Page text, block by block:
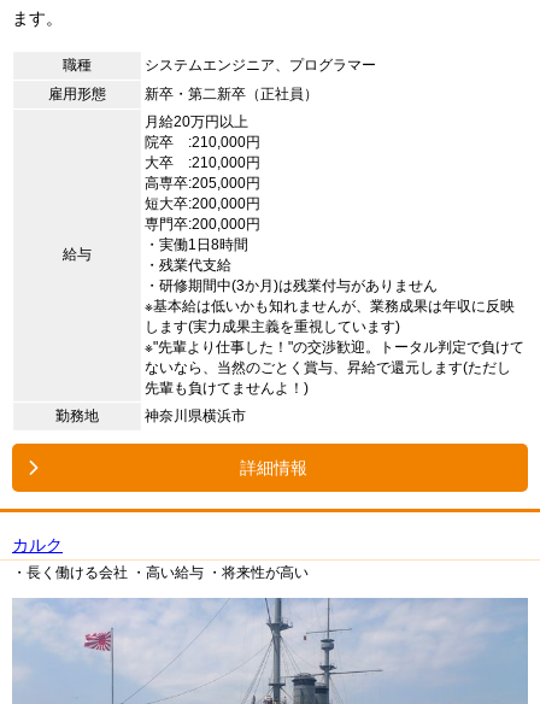
ます。
職種
システムエンジニア、プログラマー
雇用形態
新卒・第二新卒（正社員）
給与
月給20万円以上
院卒 :210,000円
大卒 :210,000円
高専卒:205,000円
短大卒:200,000円
専門卒:200,000円
・実働1日8時間
・残業代支給
・研修期間中(3か月)は残業付与がありません
※基本給は低いかも知れませんが、業務成果は年収に反映
します(実力成果主義を重視しています)
※"先輩より仕事した！"の交渉歓迎。トータル判定で負けて
ないなら、当然のごとく賞与、昇給で還元します(ただし
先輩も負けてませんよ！)
勤務地
神奈川県横浜市
詳細情報
カルク
・長く働ける会社 ・高い給与 ・将来性が高い